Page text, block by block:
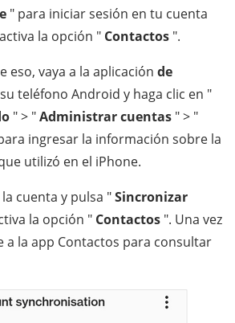
" para iniciar sesión en tu cuenta
la opción " Contactos ".
eso, vaya a la aplicación de
teléfono Android y haga clic en "
" > "Administrar cuentas " > "
ingresar la información sobre la
utilizó en el iPhone.
la cuenta y pulsa "Sincronizar
la opción " Contactos ". Una vez
a la app Contactos para consultar